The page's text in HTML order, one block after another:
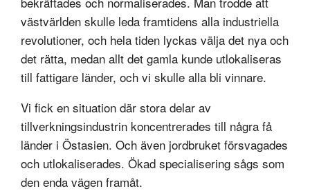
västvärlden skulle leda framtidens alla industriella
revolutioner, och hela tiden lyckas välja det nya och
det rätta, medan allt det gamla kunde utlokaliseras
till fattigare länder, och vi skulle alla bli vinnare.
Vi fick en situation där stora delar av
tillverkningsindustrin koncentrerades till några få
länder i Östasien. Och även jordbruket försvagades
och utlokaliserades. Ökad specialisering sågs som
den enda vägen framåt.